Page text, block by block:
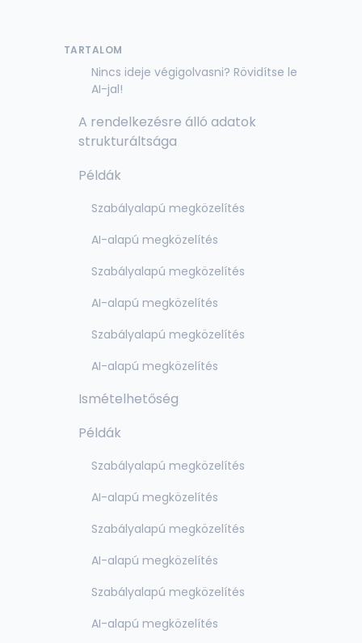
TARTALOM
Nincs ideje végigolvasni? Rövidítse le
AI-jal!
A rendelkezésre álló adatok
strukturáltsága
Példák
Szabályalapú megközelítés
AI-alapú megközelítés
Szabályalapú megközelítés
AI-alapú megközelítés
Szabályalapú megközelítés
AI-alapú megközelítés
Ismételhetőség
Példák
Szabályalapú megközelítés
AI-alapú megközelítés
Szabályalapú megközelítés
AI-alapú megközelítés
Szabályalapú megközelítés
AI-alapú megközelítés